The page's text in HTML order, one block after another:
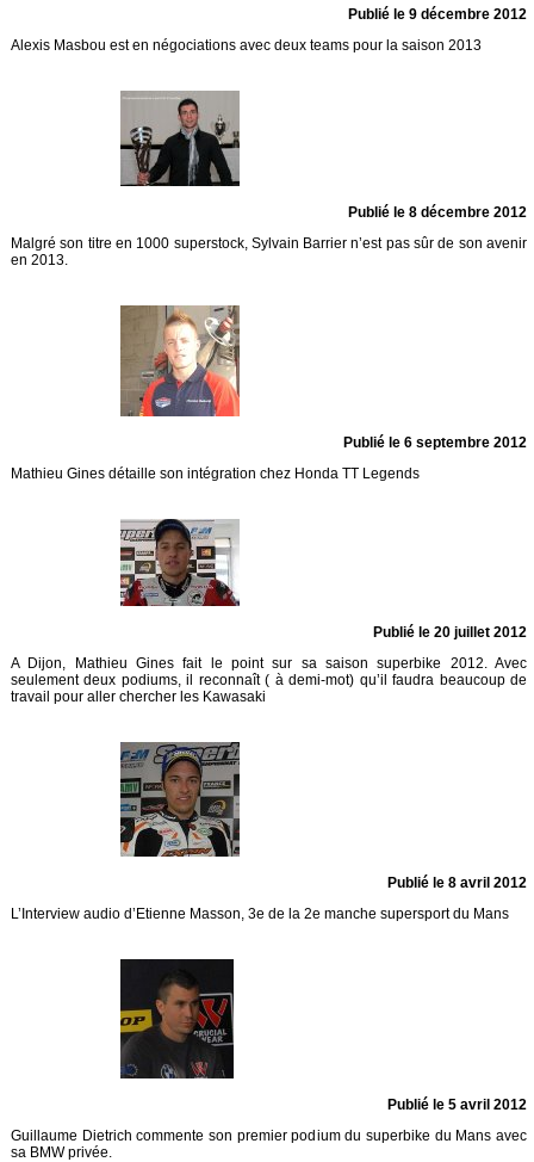
Publié le 9 décembre 2012
Alexis Masbou est en négociations avec deux teams pour la saison 2013
Publié le 8 décembre 2012
Malgré son titre en 1000 superstock, Sylvain Barrier n’est pas sûr de son avenir
en 2013.
Publié le 6 septembre 2012
Mathieu Gines détaille son intégration chez Honda TT Legends
Publié le 20 juillet 2012
A Dijon, Mathieu Gines fait le point sur sa saison superbike 2012. Avec
seulement deux podiums, il reconnaît ( à demi-mot) qu’il faudra beaucoup de
travail pour aller chercher les Kawasaki
Publié le 8 avril 2012
L’Interview audio d’Etienne Masson, 3e de la 2e manche supersport du Mans
Publié le 5 avril 2012
Guillaume Dietrich commente son premier podium du superbike du Mans avec
sa BMW privée.